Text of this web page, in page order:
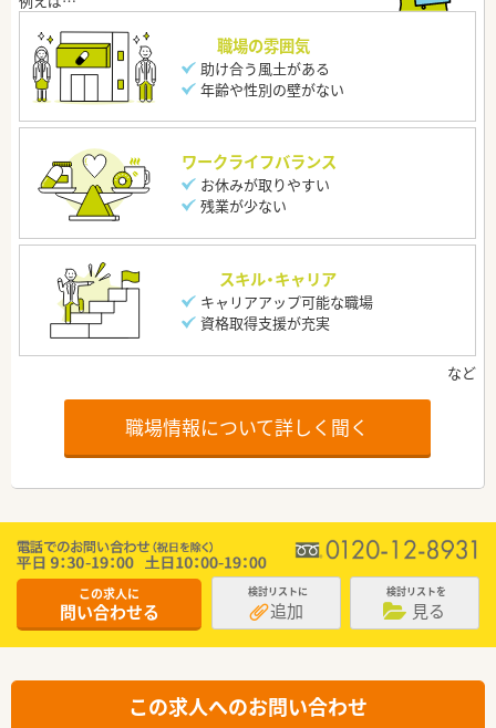
職場の雰囲気
助け合う風土がある
年齢や性別の壁がない
ワークライフバランス
お休みが取りやすい
残業が少ない
スキル・キャリア
キャリアアップ可能な職場
資格取得支援が充実
職場情報について詳しく聞く
この求人に
問い合わせる
検討リストに
追加
検討リストを
見る
この求人へのお問い合わせ